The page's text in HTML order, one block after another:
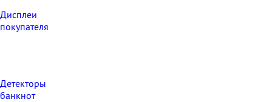
Дисплеи
покупателя
Детекторы
банкнот